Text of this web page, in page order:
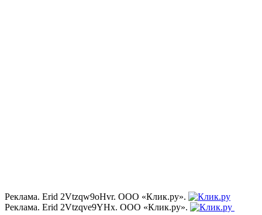
Реклама. Erid 2Vtzqw9oHvr. ООО «Клик.ру».
Реклама. Erid 2Vtzqve9YHx. ООО «Клик.ру».